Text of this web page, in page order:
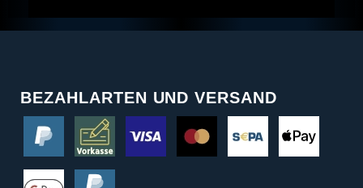
BEZAHLARTEN UND VERSAND